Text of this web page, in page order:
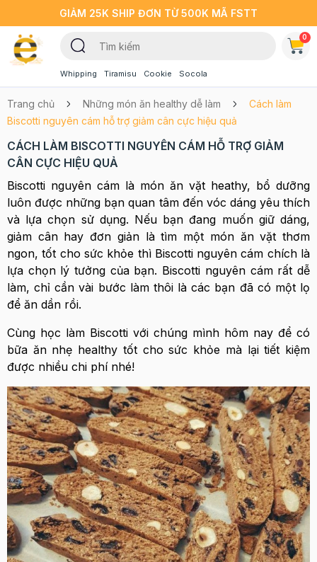
GIẢM 25K SHIP ĐƠN TỪ 500K MÃ FSTT
Whipping Tiramisu Cookie Socola
0
Trang chủ Những món ăn healthy dễ làm
Cách làm
Biscotti nguyên cám hỗ trợ giảm cân cực hiệu quả
CÁCH LÀM BISCOTTI NGUYÊN CÁM HỖ TRỢ GIẢM
CÂN CỰC HIỆU QUẢ
Biscotti nguyên cám là món ăn vặt heathy, bổ dưỡng
luôn được những bạn quan tâm đến vóc dáng yêu thích
và lựa chọn sử dụng. Nếu bạn đang muốn giữ dáng,
giảm cân hay đơn giản là tìm một món ăn vặt thơm
ngon, tốt cho sức khỏe thì Biscotti nguyên cám chích là
lựa chọn lý tưởng của bạn. Biscotti nguyên cám rất dễ
làm, chỉ cần vài bước làm thôi là các bạn đã có một lọ
để ăn dần rồi.
Cùng học làm Biscotti với chúng mình hôm nay để có
bữa ăn nhẹ healthy tốt cho sức khỏe mà lại tiết kiệm
được nhiều chi phí nhé!